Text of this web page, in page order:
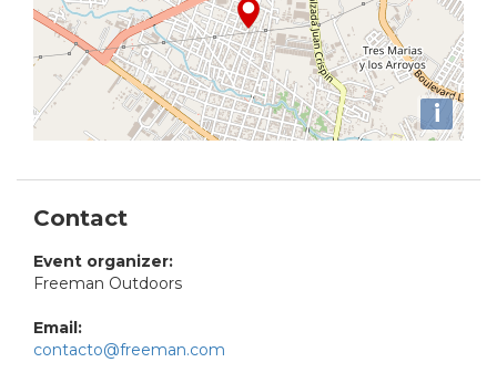
i
Contact
Event organizer:
Freeman Outdoors
Email:
contacto@freeman.com